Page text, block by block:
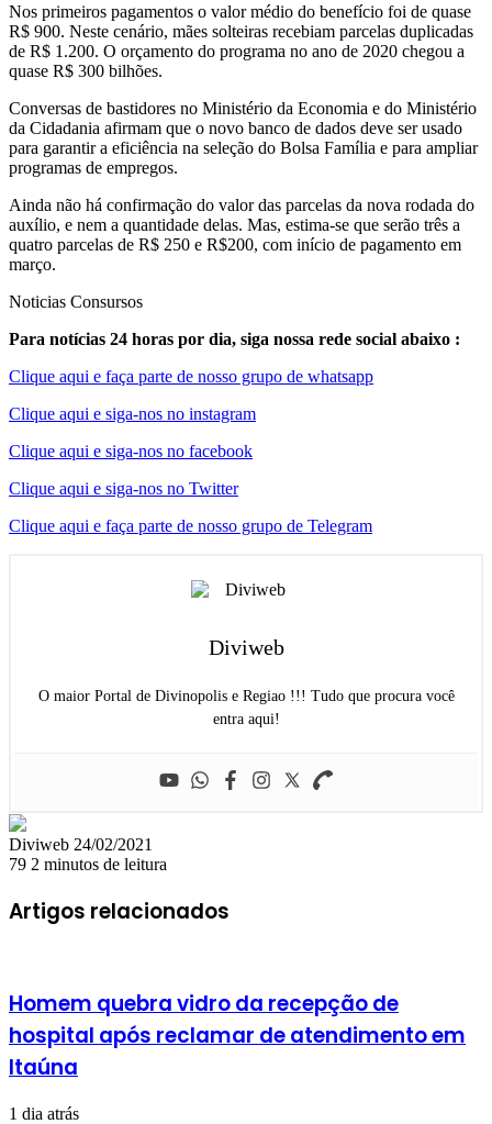
Nos primeiros pagamentos o valor médio do benefício foi de quase
R$ 900. Neste cenário, mães solteiras recebiam parcelas duplicadas
de R$ 1.200. O orçamento do programa no ano de 2020 chegou a
quase R$ 300 bilhões.
Conversas de bastidores no Ministério da Economia e do Ministério
da Cidadania afirmam que o novo banco de dados deve ser usado
para garantir a eficiência na seleção do Bolsa Família e para ampliar
programas de empregos.
Ainda não há confirmação do valor das parcelas da nova rodada do
auxílio, e nem a quantidade delas. Mas, estima-se que serão três a
quatro parcelas de R$ 250 e R$200, com início de pagamento em
março.
Noticias Consursos
Para notícias 24 horas por dia, siga nossa rede social abaixo :
Clique aqui e faça parte de nosso grupo de whatsapp
Clique aqui e siga-nos no instagram
Clique aqui e siga-nos no facebook
Clique aqui e siga-nos no Twitter
Clique aqui e faça parte de nosso grupo de Telegram
Diviweb
O maior Portal de Divinopolis e Regiao !!! Tudo que procura você
entra aqui!
Diviweb Mande
um
mail
24/02/2021
79 2 minutos de leitura
Artigos relacionados
Homem quebra vidro da recepção de
hospital após reclamar de atendimento em
Itaúna
1 dia atrás